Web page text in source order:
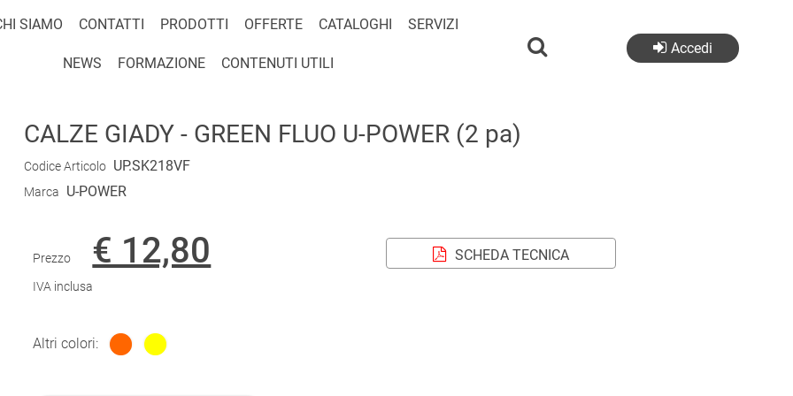
SIAMO CONTATTI PRODOTTI OFFERTE CATALOGHI SERVIZI
NEWS FORMAZIONE CONTENUTI UTILI
Accedi
CALZE GIADY - GREEN FLUO U-POWER (2 pa)
Codice Articolo UP.SK218VF
Marca U-POWER
Prezzo € 12,80
IVA inclusa
SCHEDA TECNICA
Altri colori: